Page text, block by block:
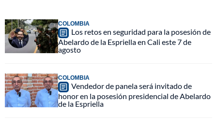
COLOMBIA
Los retos en seguridad para la posesión de
Abelardo de la Espriella en Cali este 7 de
agosto
COLOMBIA
Vendedor de panela será invitado de
honor en la posesión presidencial de Abelardo
de la Espriella